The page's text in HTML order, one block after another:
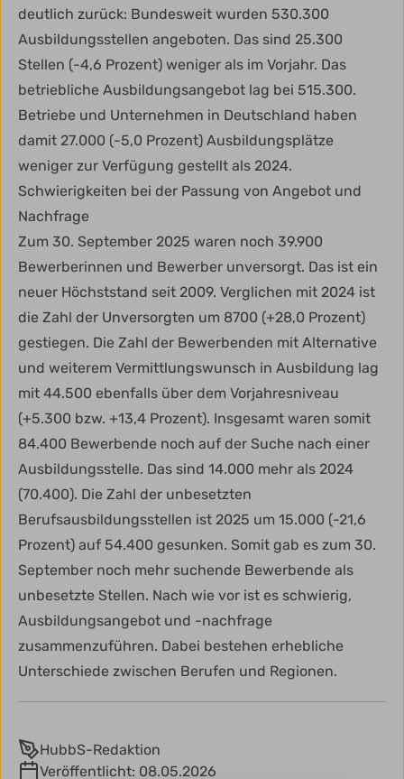
deutlich zurück: Bundesweit wurden 530.300
Ausbildungsstellen angeboten. Das sind 25.300
Stellen (-4,6 Prozent) weniger als im Vorjahr. Das
betriebliche Ausbildungsangebot lag bei 515.300.
Betriebe und Unternehmen in Deutschland haben
damit 27.000 (-5,0 Prozent) Ausbildungsplätze
weniger zur Verfügung gestellt als 2024.
Schwierigkeiten bei der Passung von Angebot und
Nachfrage
Zum 30. September 2025 waren noch 39.900
Bewerberinnen und Bewerber unversorgt. Das ist ein
neuer Höchststand seit 2009. Verglichen mit 2024 ist
die Zahl der Unversorgten um 8700 (+28,0 Prozent)
gestiegen. Die Zahl der Bewerbenden mit Alternative
und weiterem Vermittlungswunsch in Ausbildung lag
mit 44.500 ebenfalls über dem Vorjahresniveau
(+5.300 bzw. +13,4 Prozent). Insgesamt waren somit
84.400 Bewerbende noch auf der Suche nach einer
Ausbildungsstelle. Das sind 14.000 mehr als 2024
(70.400). Die Zahl der unbesetzten
Berufsausbildungsstellen ist 2025 um 15.000 (-21,6
Prozent) auf 54.400 gesunken. Somit gab es zum 30.
September noch mehr suchende Bewerbende als
unbesetzte Stellen. Nach wie vor ist es schwierig,
Ausbildungsangebot und -nachfrage
zusammenzuführen. Dabei bestehen erhebliche
Unterschiede zwischen Berufen und Regionen.
HubbS-Redaktion
Veröffentlicht: 08.05.2026